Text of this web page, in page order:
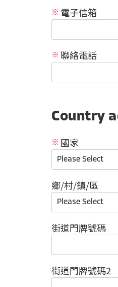
電子信箱
聯絡電話
Country
國家
鄉/村/鎮/區
街道門牌號碼
街道門牌號碼2